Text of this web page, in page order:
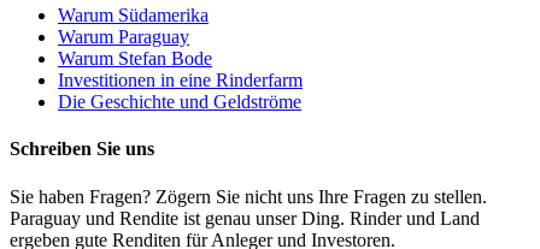
Warum Südamerika
Warum Paraguay
Warum Stefan Bode
Investitionen in eine Rinderfarm
Die Geschichte und Geldströme
Schreiben Sie uns
Sie haben Fragen? Zögern Sie nicht uns Ihre Fragen zu stellen.
Paraguay und Rendite ist genau unser Ding. Rinder und Land
ergeben gute Renditen für Anleger und Investoren.